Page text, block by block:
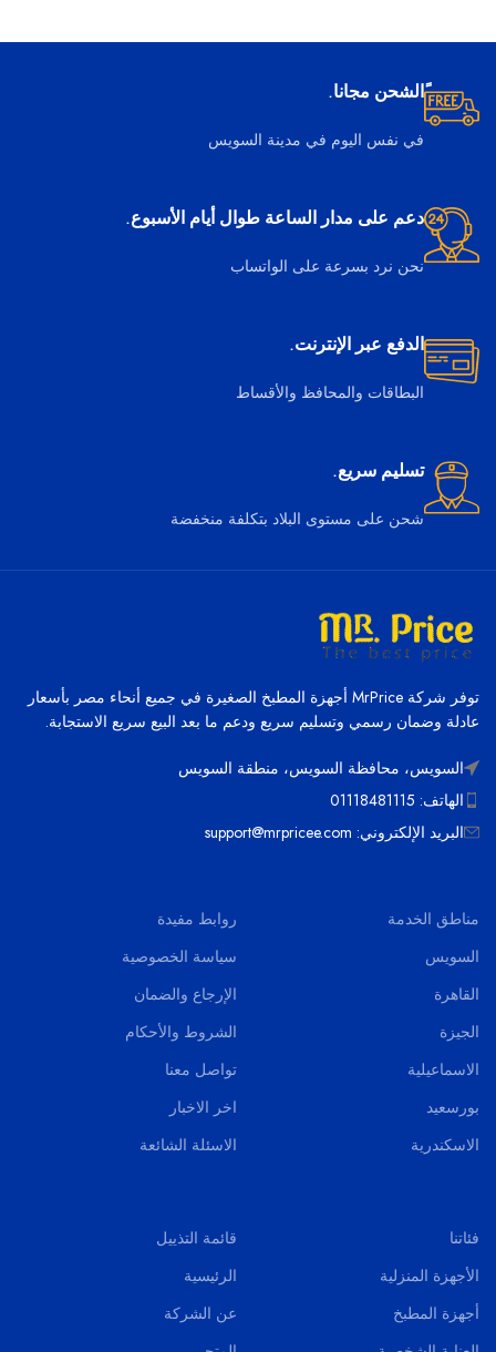
ًالشحن مجانا.
في نفس اليوم في مدينة السويس
دعم على مدار الساعة طوال أيام الأسبوع.
نحن نرد بسرعة على الواتساب
الدفع عبر الإنترنت.
البطاقات والمحافظ والأقساط
تسليم سريع.
شحن على مستوى البلاد بتكلفة منخفضة
توفر شركة MrPrice أجهزة المطبخ الصغيرة في جميع أنحاء مصر بأسعار
عادلة وضمان رسمي وتسليم سريع ودعم ما بعد البيع سريع الاستجابة.
السويس، محافظة السويس، منطقة السويس
الهاتف: 01118481115
البريد الإلكتروني: support@mrpricee.com
مناطق الخدمة
السويس
القاهرة
الجيزة
الاسماعيلية
بورسعيد
الاسكندرية
روابط مفيدة
سياسة الخصوصية
الإرجاع والضمان
الشروط والأحكام
تواصل معنا
اخر الاخبار
الاسئلة الشائعة
فئاتنا
الأجهزة المنزلية
أجهزة المطبخ
قائمة التذييل
الرئيسية
عن الشركة